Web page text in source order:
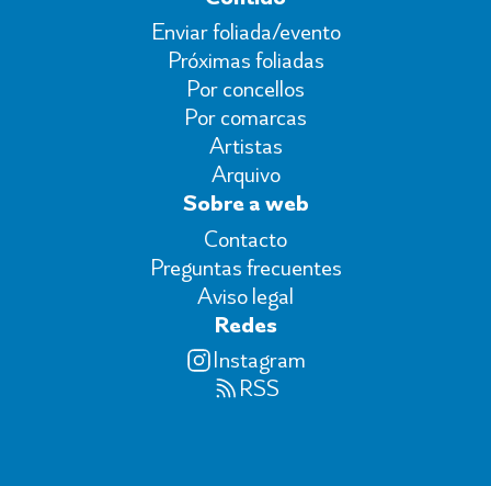
Enviar foliada/evento
Próximas foliadas
Por concellos
Por comarcas
Artistas
Arquivo
Sobre a web
Contacto
Preguntas frecuentes
Aviso legal
Redes
Instagram
RSS